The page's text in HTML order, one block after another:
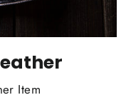
Item